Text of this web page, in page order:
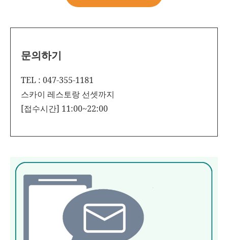
문의하기
TEL : 047-355-1181
스카이 레스토랑 선셋까지
[접수시간] 11:00~22:00